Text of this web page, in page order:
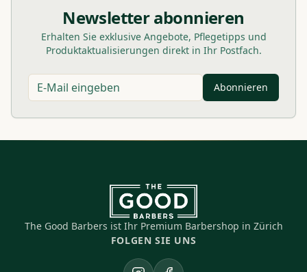
Newsletter abonnieren
Erhalten Sie exklusive Angebote, Pflegetipps und
Produktaktualisierungen direkt in Ihr Postfach.
Abonnieren
The Good Barbers ist Ihr Premium Barbershop in Zürich
FOLGEN SIE UNS